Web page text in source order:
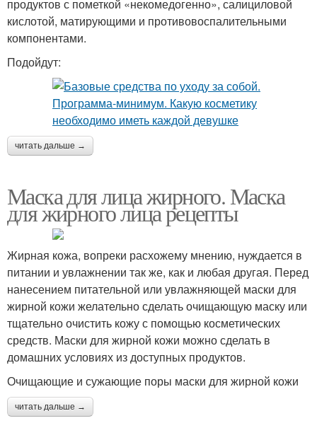
продуктов с пометкой «некомедогенно», салициловой
кислотой, матирующими и противовоспалительными
компонентами.
Подойдут:
читать дальше →
Маска для лица жирного. Маска
для жирного лица рецепты
Жирная кожа, вопреки расхожему мнению, нуждается в
питании и увлажнении так же, как и любая другая. Перед
нанесением питательной или увлажняющей маски для
жирной кожи желательно сделать очищающую маску или
тщательно очистить кожу с помощью косметических
средств. Маски для жирной кожи можно сделать в
домашних условиях из доступных продуктов.
Очищающие и сужающие поры маски для жирной кожи
читать дальше →